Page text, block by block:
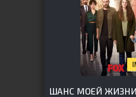
ШАНС МОЕЙ ЖИЗНИ